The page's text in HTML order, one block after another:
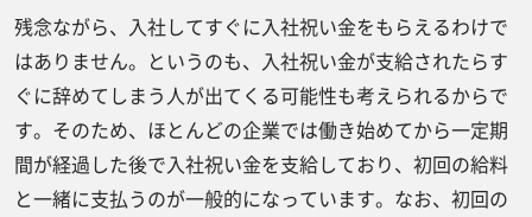
残念ながら、入社してすぐに入社祝い金をもらえるわけで
はありません。というのも、入社祝い金が支給されたらす
ぐに辞めてしまう人が出てくる可能性も考えられるからで
す。そのため、ほとんどの企業では働き始めてから一定期
間が経過した後で入社祝い金を支給しており、初回の給料
と一緒に支払うのが一般的になっています。なお、初回の